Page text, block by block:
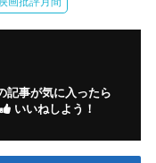
記事が気に入ったら
いいねしよう！